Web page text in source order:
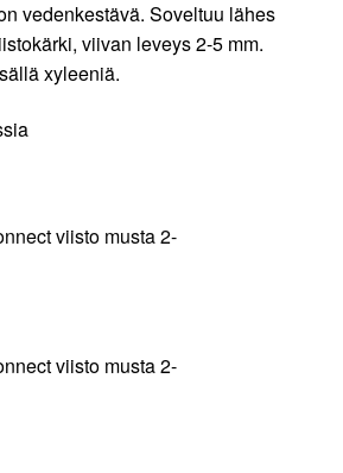
vedenkestävä. Soveltuu lähes
viivan leveys 2-5 mm.
xyleeniä.